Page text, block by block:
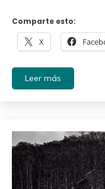
Comparte esto:
X
Leer más